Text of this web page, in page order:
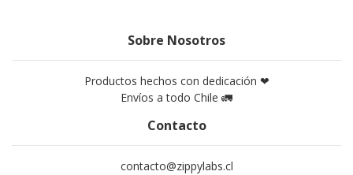
Sobre Nosotros
Productos hechos con dedicación ❤
Envíos a todo Chile 🚛
Contacto
contacto@zippylabs.cl